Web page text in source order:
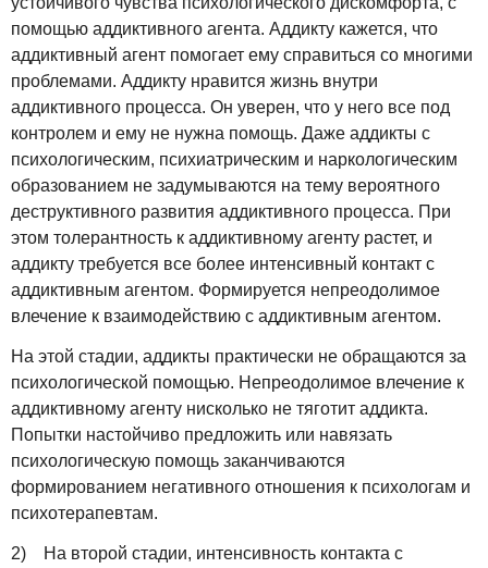
помощью аддиктивного агента. Аддикту кажется, что
аддиктивный агент помогает ему справиться со многими
проблемами. Аддикту нравится жизнь внутри
аддиктивного процесса. Он уверен, что у него все под
контролем и ему не нужна помощь. Даже аддикты с
психологическим, психиатрическим и наркологическим
образованием не задумываются на тему вероятного
деструктивного развития аддиктивного процесса. При
этом толерантность к аддиктивному агенту растет, и
аддикту требуется все более интенсивный контакт с
аддиктивным агентом. Формируется непреодолимое
влечение к взаимодействию с аддиктивным агентом.
На этой стадии, аддикты практически не обращаются за
психологической помощью. Непреодолимое влечение к
аддиктивному агенту нисколько не тяготит аддикта.
Попытки настойчиво предложить или навязать
психологическую помощь заканчиваются
формированием негативного отношения к психологам и
психотерапевтам.
2) На второй стадии, интенсивность контакта с